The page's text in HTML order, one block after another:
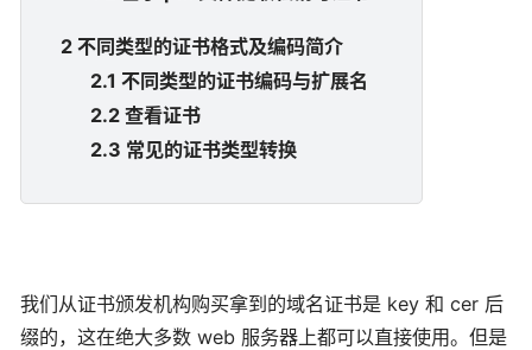
2 不同类型的证书格式及编码简介
2.1 不同类型的证书编码与扩展名
2.2 查看证书
2.3 常见的证书类型转换
我们从证书颁发机构购买拿到的域名证书是 key 和 cer 后
缀的，这在绝大多数 web 服务器上都可以直接使用。但是